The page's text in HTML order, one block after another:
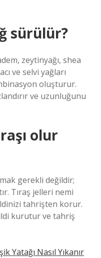
sürülür?
zeytinyağı, shea
ve selvi yağları
oluşturur.
ve uzunluğunu
olur
gerekli değildir;
Tıraş jelleri nemi
tahrişten korur.
kurutur ve tahriş
Yatağı Nasıl Yıkanır